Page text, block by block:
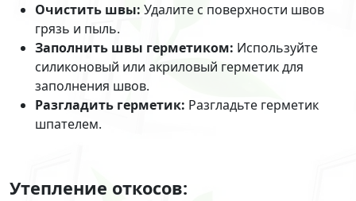
Очистить швы: Удалите с поверхности швов
грязь и пыль.
Заполнить швы герметиком: Используйте
силиконовый или акриловый герметик для
заполнения швов.
Разгладить герметик: Разгладьте герметик
шпателем.
Утепление откосов: